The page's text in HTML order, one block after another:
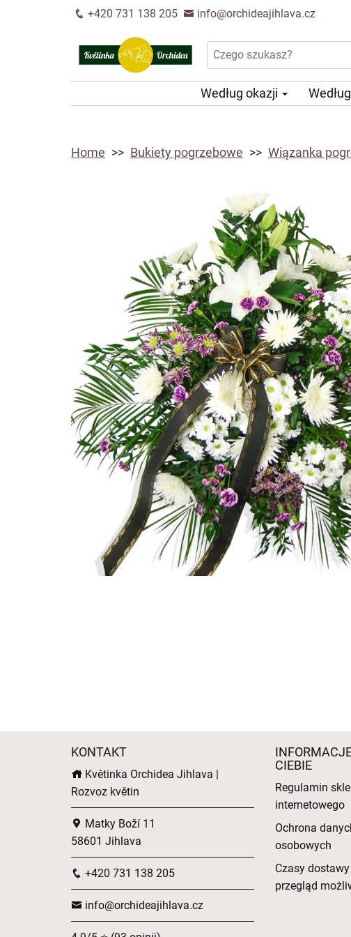
+420 731 138 205 info@orchideajihlava.cz
Według okazji
Home Bukiety pogrzebowe Wiązanka
KONTAKT
Květinka Orchidea Jihlava |
Rozvoz květin
Matky Boží 11
58601 Jihlava
+420 731 138 205
info@orchideajihlava.cz
CIEBIE
Regulamin
internetowego
Ochrona
osobowych
Czasy
przegląd